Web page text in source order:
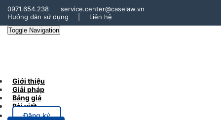
0971.654.238
service.center@caselaw.vn
Hướng dẫn sử dụng
Liên hệ
Toggle Navigation
Giới thiệu
Giải pháp
Bảng giá
Bài viết
Đăng ký